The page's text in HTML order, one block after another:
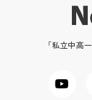
「私立中高